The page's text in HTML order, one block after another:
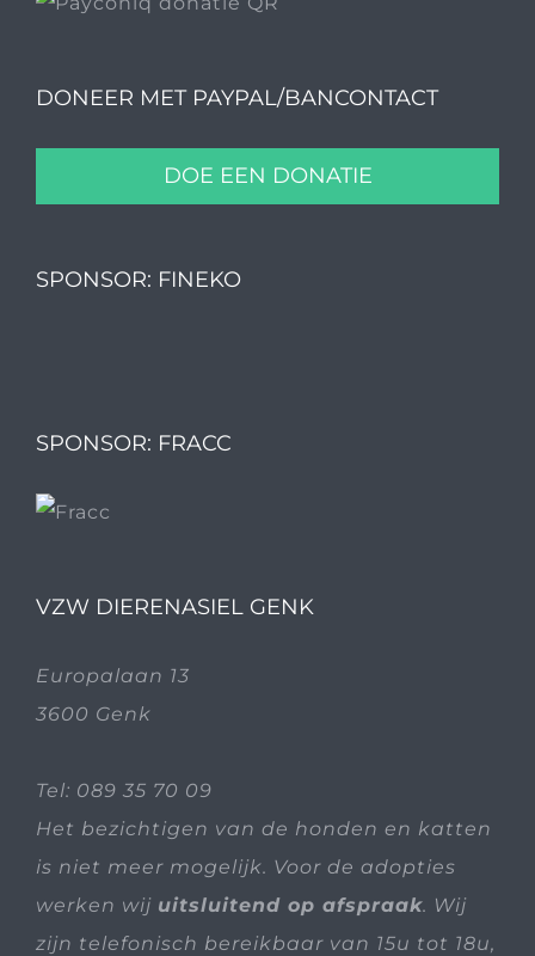
DONEER MET PAYPAL/BANCONTACT
DOE EEN DONATIE
SPONSOR: FINEKO
SPONSOR: FRACC
VZW DIERENASIEL GENK
Europalaan 13
3600 Genk
Tel: 089 35 70 09
Het bezichtigen van de honden en katten
is niet meer mogelijk. Voor de adopties
werken wij uitsluitend op afspraak. Wij
zijn telefonisch bereikbaar van 15u tot 18u,